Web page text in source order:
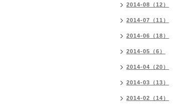
2014-08（12）
2014-07（11）
2014-06（18）
2014-05（6）
2014-04（20）
2014-03（13）
2014-02（14）